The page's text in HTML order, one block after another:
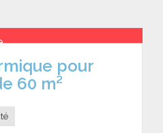
60 m²